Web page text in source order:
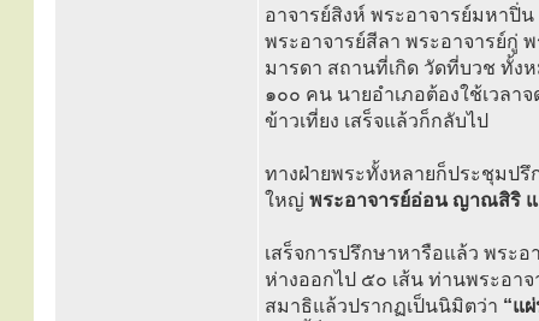
อาจารย์สิงห์ พระอาจารย์มหาปิ่น
พระอาจารย์สีลา พระอาจารย์กู่
มารดา สถานที่เกิด วัดที่บวช ทั้
๑๐๐ คน นายอำเภอต้องใช้เวลา
ข้าวเที่ยง เสร็จแล้วก็กลับไป
ทางฝ่ายพระทั้งหลายก็ประชุมปรึ
ใหญ่ พระอาจารย์อ่อน ญาณสิริ แ
เสร็จการปรึกษาหารือแล้ว พระ
ห่างออกไป ๕๐ เส้น ท่านพระอา
สมาธิแล้วปรากฏเป็นนิมิตว่า “แ